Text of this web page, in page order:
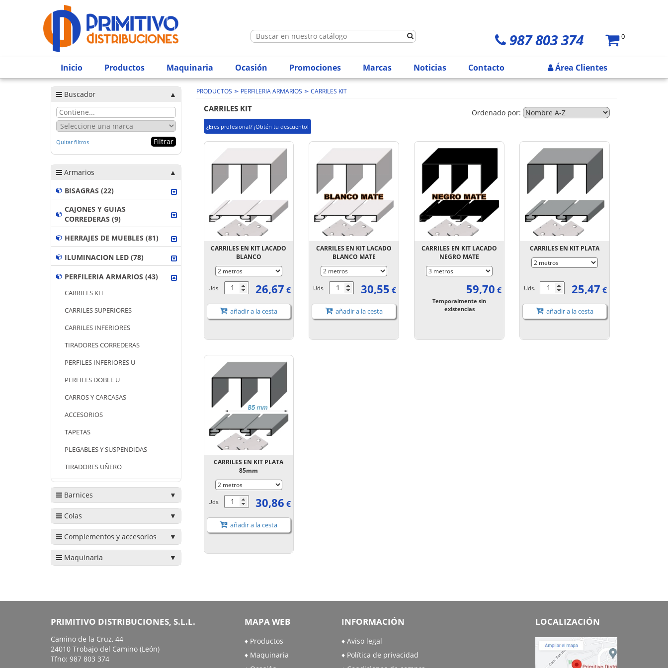
987 803 374 0
Inicio Productos Maquinaria Ocasión Promociones Marcas Noticias Contacto Área Clientes
Buscador
Quitar filtros
Armarios
BISAGRAS (22)
CAJONES Y GUIAS
CORREDERAS (9)
HERRAJES DE MUEBLES (81)
ILUMINACION LED (78)
PERFILERIA ARMARIOS (43)
CARRILES KIT
CARRILES SUPERIORES
CARRILES INFERIORES
TIRADORES CORREDERAS
PERFILES INFERIORES U
PERFILES DOBLE U
CARROS Y CARCASAS
ACCESORIOS
TAPETAS
PLEGABLES Y SUSPENDIDAS
TIRADORES UÑERO
Barnices
Colas
Complementos y accesorios
Maquinaria
PRODUCTOS ➣ PERFILERIA ARMARIOS ➣ CARRILES KIT
CARRILES KIT
¿Eres profesional? ¡Obtén tu descuento!
Ordenado por:
CARRILES EN KIT LACADO
BLANCO
Uds. 26,67 €
añadir a la cesta
CARRILES EN KIT LACADO
BLANCO MATE
Uds. 30,55 €
añadir a la cesta
CARRILES EN KIT LACADO
NEGRO MATE
59,70 €
Temporalmente sin
existencias
CARRILES EN KIT PLATA
Uds. 25,47 €
añadir a la cesta
CARRILES EN KIT PLATA
85mm
Uds. 30,86 €
añadir a la cesta
PRIMITIVO DISTRIBUCIONES, S.L.L.
Camino de la Cruz, 44
24010 Trobajo del Camino (León)
Tfno: 987 803 374
MAPA WEB
Productos
Maquinaria
INFORMACIÓN
Aviso legal
Política de privacidad
LOCALIZACIÓN